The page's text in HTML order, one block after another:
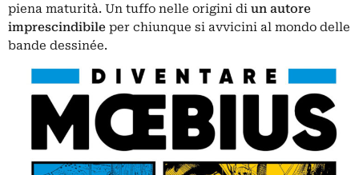
piena maturità. Un tuffo nelle origini di un autore
imprescindibile per chiunque si avvicini al mondo delle
bande dessinée.